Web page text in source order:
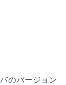
のバージョン